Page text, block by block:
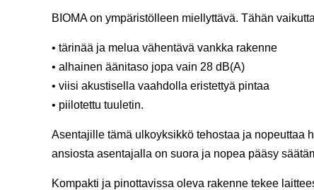
BIOMA on ympäristölleen miellyttävä. Tähän
• tärinää ja melua vähentävä vankka rakenne
• alhainen äänitaso jopa vain 28 dB(A)
• viisi akustisella vaahdolla eristettyä pintaa
• piilotettu tuuletin.
Asentajille tämä ulkoyksikkö tehostaa ja nopeuttaa
ansiosta asentajalla on suora ja nopea pääsy
Kompakti ja pinottavissa oleva rakenne tekee